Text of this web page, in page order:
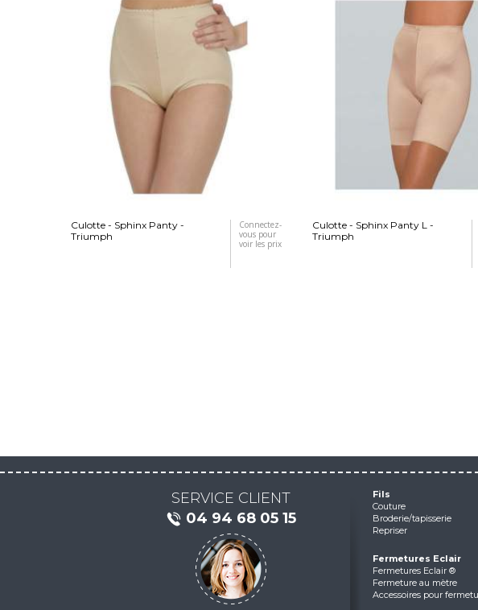
Culotte - Sphinx Panty -
Triumph
Connectez-
vous pour
voir les prix
Culotte - Sphinx Panty L -
Triumph
SERVICE CLIENT
04 94 68 05 15
Fils
Couture
Broderie/tapisserie
Repriser
Fermetures Eclair
Fermetures Eclair ®
Fermeture au mètre
Accessoires pour